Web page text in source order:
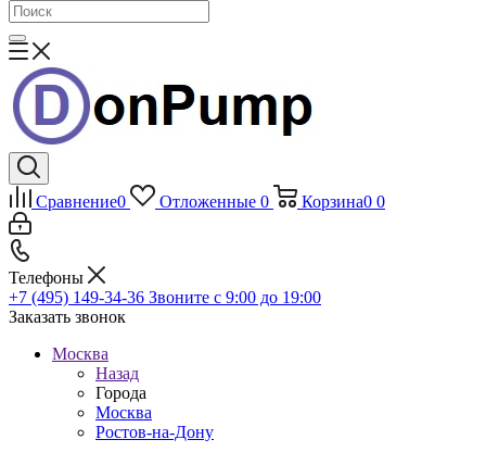
Сравнение0 Отложенные 0 Корзина0 0
Телефоны
+7 (495) 149-34-36 Звоните с 9:00 до 19:00
Заказать звонок
Москва
Назад
Города
Москва
Ростов-на-Дону